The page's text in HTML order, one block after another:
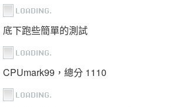
底下跑些簡單的測試
CPUmark99，總分 1110